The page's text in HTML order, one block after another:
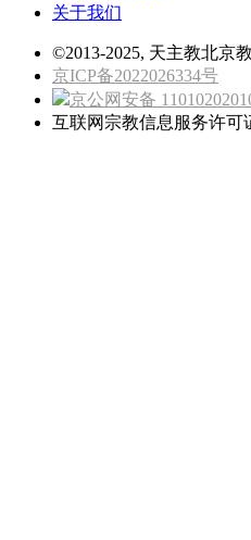
关于我们
©2013-2025, 天主教北京
京ICP备2022026334号
京公网安备
互联网宗教信息服务许可